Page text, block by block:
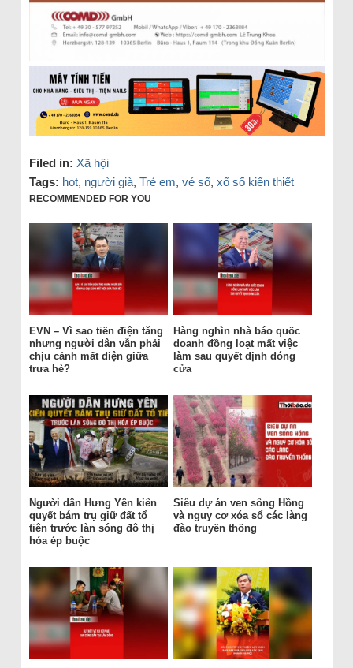
Filed in: Xã hội
Tags: hot, người già, Trẻ em, vé số, xổ số kiến thiết
RECOMMENDED FOR YOU
EVN – Vì sao tiền điện tăng
nhưng người dân vẫn phải
chịu cảnh mất điện giữa
trưa hè?
Hàng nghìn nhà báo quốc
doanh đồng loạt mất việc
làm sau quyết định đóng
cửa
Người dân Hưng Yên kiên
quyết bám trụ giữ đất tổ
tiên trước làn sóng đô thị
hóa ép buộc
Siêu dự án ven sông Hồng
và nguy cơ xóa sổ các làng
đào truyền thống